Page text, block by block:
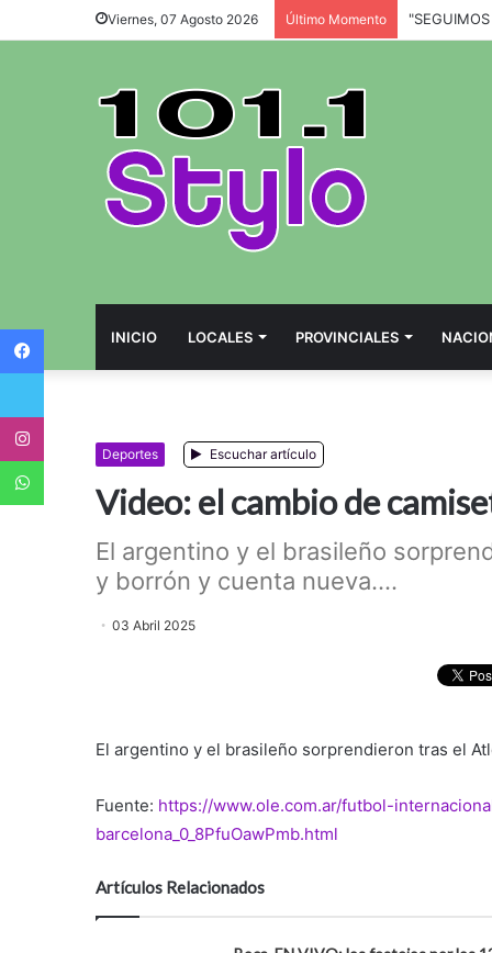
Viernes, 07 Agosto 2026 Último Momento
INICIO LOCALES PROVINCIALES
Deportes Escuchar artículo
Video: el cambio de
El argentino y el brasileño
y borrón y cuenta nueva....
03 Abril 2025
El argentino y el brasileño sorprendieron tras el
Fuente: https://www.ole.com.ar/futbol-
barcelona_0_8PfuOawPmb.html
Artículos Relacionados
Twitter
WhatsApp